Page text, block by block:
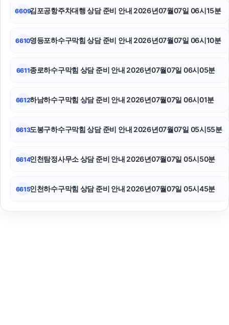
인스타그램 팔로워 늘리기
6609김포공항주차대행 상담 준비 안내 2026년07월07일 06시15분
6610영등포하수구막힘 상담 준비 안내 2026년07월07일 06시10분
6611종로하수구막힘 상담 준비 안내 2026년07월07일 06시05분
6612하남하수구막힘 상담 준비 안내 2026년07월07일 06시01분
6613도봉구하수구막힘 상담 준비 안내 2026년07월07일 05시55분
6614인천탐정사무소 상담 준비 안내 2026년07월07일 05시50분
6615인천하수구막힘 상담 준비 안내 2026년07월07일 05시45분